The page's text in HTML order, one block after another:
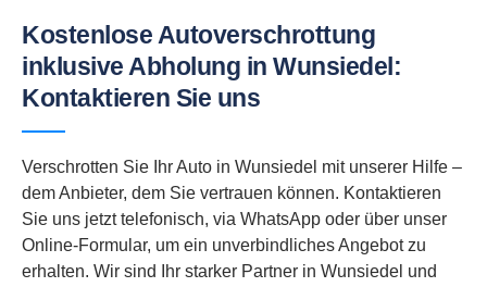
Kostenlose Autoverschrottung
inklusive Abholung in Wunsiedel:
Kontaktieren Sie uns
Verschrotten Sie Ihr Auto in Wunsiedel mit unserer Hilfe –
dem Anbieter, dem Sie vertrauen können. Kontaktieren
Sie uns jetzt telefonisch, via WhatsApp oder über unser
Online-Formular, um ein unverbindliches Angebot zu
erhalten. Wir sind Ihr starker Partner in Wunsiedel und